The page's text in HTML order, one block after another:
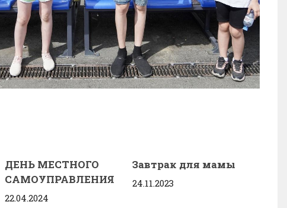
ДЕНЬ МЕСТНОГО
САМОУПРАВЛЕНИЯ
22.04.2024
Завтрак для мамы
24.11.2023